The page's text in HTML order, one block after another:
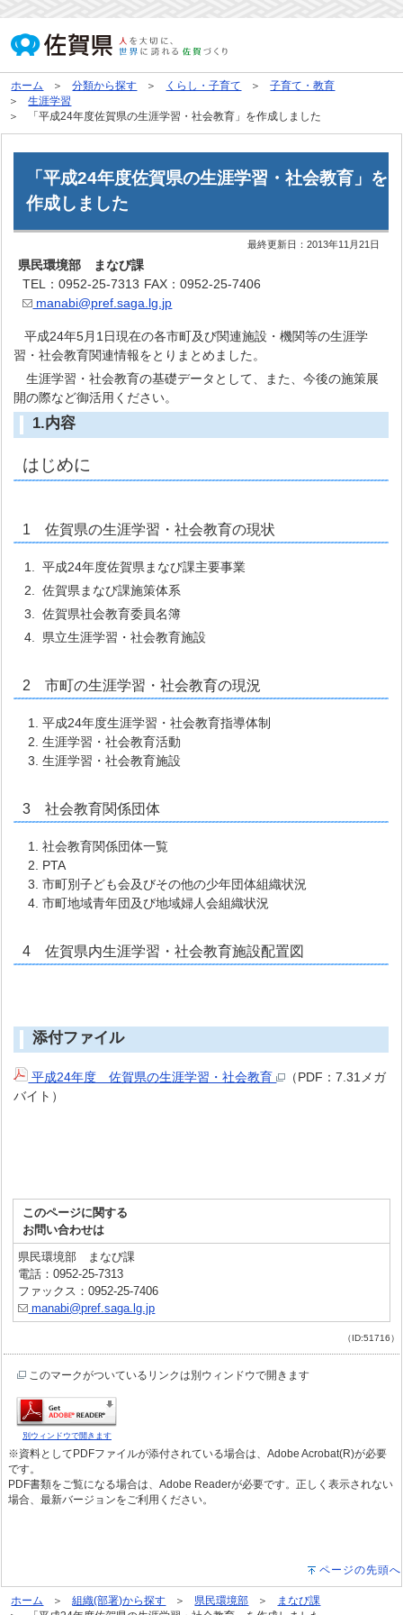
ホーム 分類から探す くらし・子育て
子育て・教育
生涯学習
「平成24年度佐賀県の生涯学習・社会教育」を作成しました
「平成24年度佐賀県の生涯学習・社会教育」を
作成しました
最終更新日：2013年11月21日
県民環境部 まなび課
TEL：0952-25-7313 FAX：0952-25-7406
manabi@pref.saga.lg.jp
平成24年5月1日現在の各市町及び関連施設・機関等の生涯学
習・社会教育関連情報をとりまとめました。
生涯学習・社会教育の基礎データとして、また、今後の施策展
開の際など御活用ください。
1.内容
はじめに
1 佐賀県の生涯学習・社会教育の現状
1. 平成24年度佐賀県まなび課主要事業
2. 佐賀県まなび課施策体系
3. 佐賀県社会教育委員名簿
4. 県立生涯学習・社会教育施設
2 市町の生涯学習・社会教育の現況
平成24年度生涯学習・社会教育指導体制
生涯学習・社会教育活動
生涯学習・社会教育施設
3 社会教育関係団体
社会教育関係団体一覧
PTA
市町別子ども会及びその他の少年団体組織状況
市町地域青年団及び地域婦人会組織状況
4 佐賀県内生涯学習・社会教育施設配置図
添付ファイル
平成24年度 佐賀県の生涯学習・社会教育
（PDF：7.31メガ
バイト）
このページに関する
お問い合わせは
県民環境部 まなび課
電話：0952-25-7313
ファックス：0952-25-7406
manabi@pref.saga.lg.jp
（ID:51716）
このマークがついているリンクは別ウィンドウで開きます
別ウィンドウで開きます
※資料としてPDFファイルが添付されている場合は、Adobe Acrobat(R)が必要
です。
PDF書類をご覧になる場合は、Adobe Readerが必要です。正しく表示されない
場合、最新バージョンをご利用ください。
ページの先頭へ
ホーム 組織(部署)から探す 県民環境部
まなび課